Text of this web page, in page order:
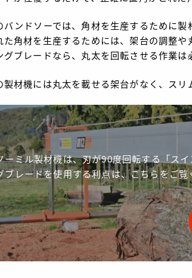
バンドソーでは、角材を生産するために
た角材を生産するためには、架台の調整
グブレードなら、丸太を回転させる作業は
製材機には丸太を載せる架台がなく、ス
ーミル製材機は、刃が90度回転する「スイ
ブレードを使用する利点は、こちらをご覧